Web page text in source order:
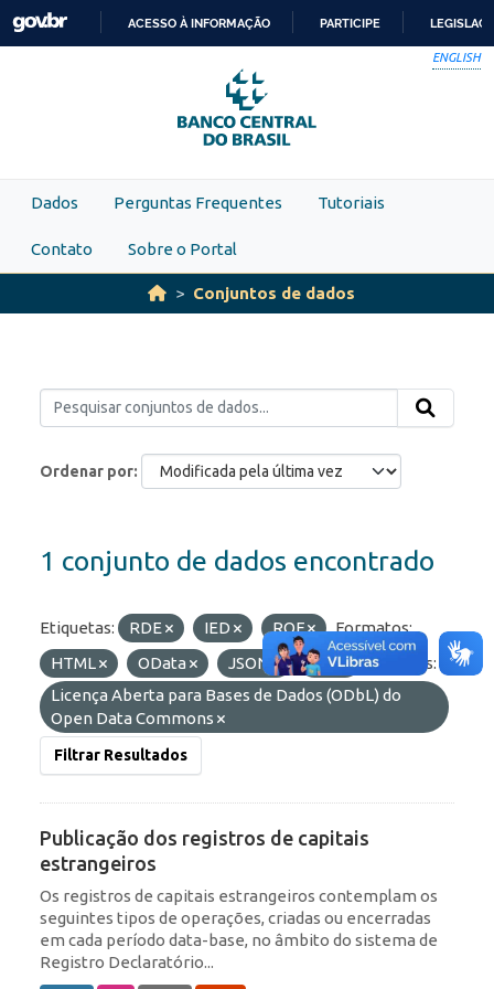
Skip to main content
PARA
O
CONTEÚDO
ACESSO À INFORMAÇÃO PARTICIPE
ENGLISH
Dados Perguntas Frequentes Tutoriais
Contato Sobre o Portal
Conjuntos de dados
Ordenar por
1 conjunto de dados encontrado
Etiquetas: RDE IED ROF
Formatos:
HTML
OData JSON API
Licenças:
Licença Aberta para Bases de Dados (ODbL) do
Open Data Commons
Filtrar Resultados
Publicação dos registros de capitais
estrangeiros
Os registros de capitais estrangeiros contemplam os
seguintes tipos de operações, criadas ou encerradas
em cada período data-base, no âmbito do sistema de
Registro Declaratório...